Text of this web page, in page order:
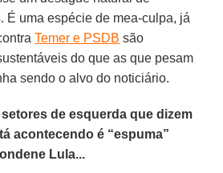
É uma espécie de mea-culpa­, já
Temer e PSDB são
do que as que pesam
sendo o alvo do noticiário.
de esquerda que dizem
acontecendo é “espuma”
Lula...